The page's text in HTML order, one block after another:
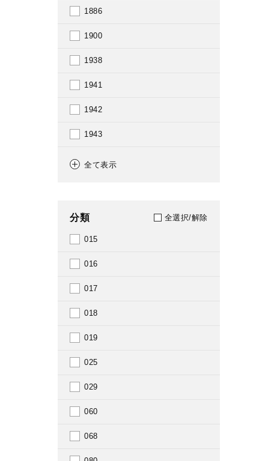
1886
1900
1938
1941
1942
1943
1944
全て表示
分類 全選択/解除
015
016
017
018
019
025
029
060
068